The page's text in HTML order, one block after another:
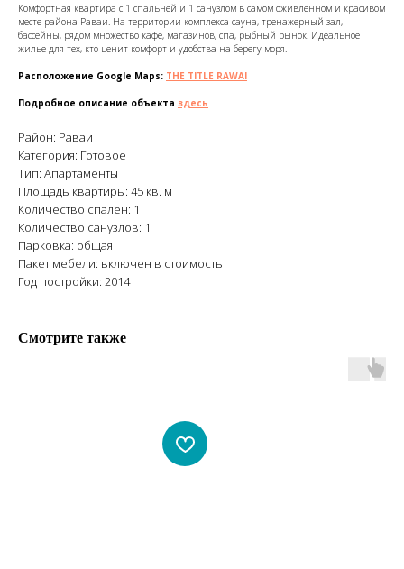
Комфортная квартира с 1 спальней и 1 санузлом в самом оживленном и красивом
месте района Раваи. На территории комплекса сауна, тренажерный зал,
бассейны, рядом множество кафе, магазинов, спа, рыбный рынок. Идеальное
жилье для тех, кто ценит комфорт и удобства на берегу моря.
Расположение Google Maps: THE TITLE RAWAI
Подробное описание объекта здесь
Район: Раваи
Категория: Готовое
Тип: Апартаменты
Площадь квартиры: 45 кв. м
Количество спален: 1
Количество санузлов: 1
Парковка: общая
Пакет мебели: включен в стоимость
Год постройки: 2014
Смотрите также